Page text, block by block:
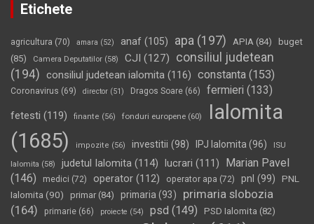
Etichete
agricultura (70) amara (52) anaf (105) apa (197) APIA (84)
buget
(85)
Camera Deputatilor (58) CJI (127)
consiliul judetean
(194) consiliul judetean ialomita (116) constanta (153)
Coronavirus (69) director (51) Dragos Soare (66) fermieri (133)
fetesti (119) finante (56) fonduri europene (60)
Ialomita
(1685)
impozite (56) investitii (98) IPJ Ialomita (96) ISU
Ialomita (58) judetul Ialomita (114) lucrari (111)
Marian Pavel
(146)
medici (72) operator (112) operator apa (72) pnl (99)
PNL
Ialomita (90) primar(84) primaria (93)
primaria slobozia
(164)
primarie (66) proiecte (54) psd (149) PSD Ialomita (82)